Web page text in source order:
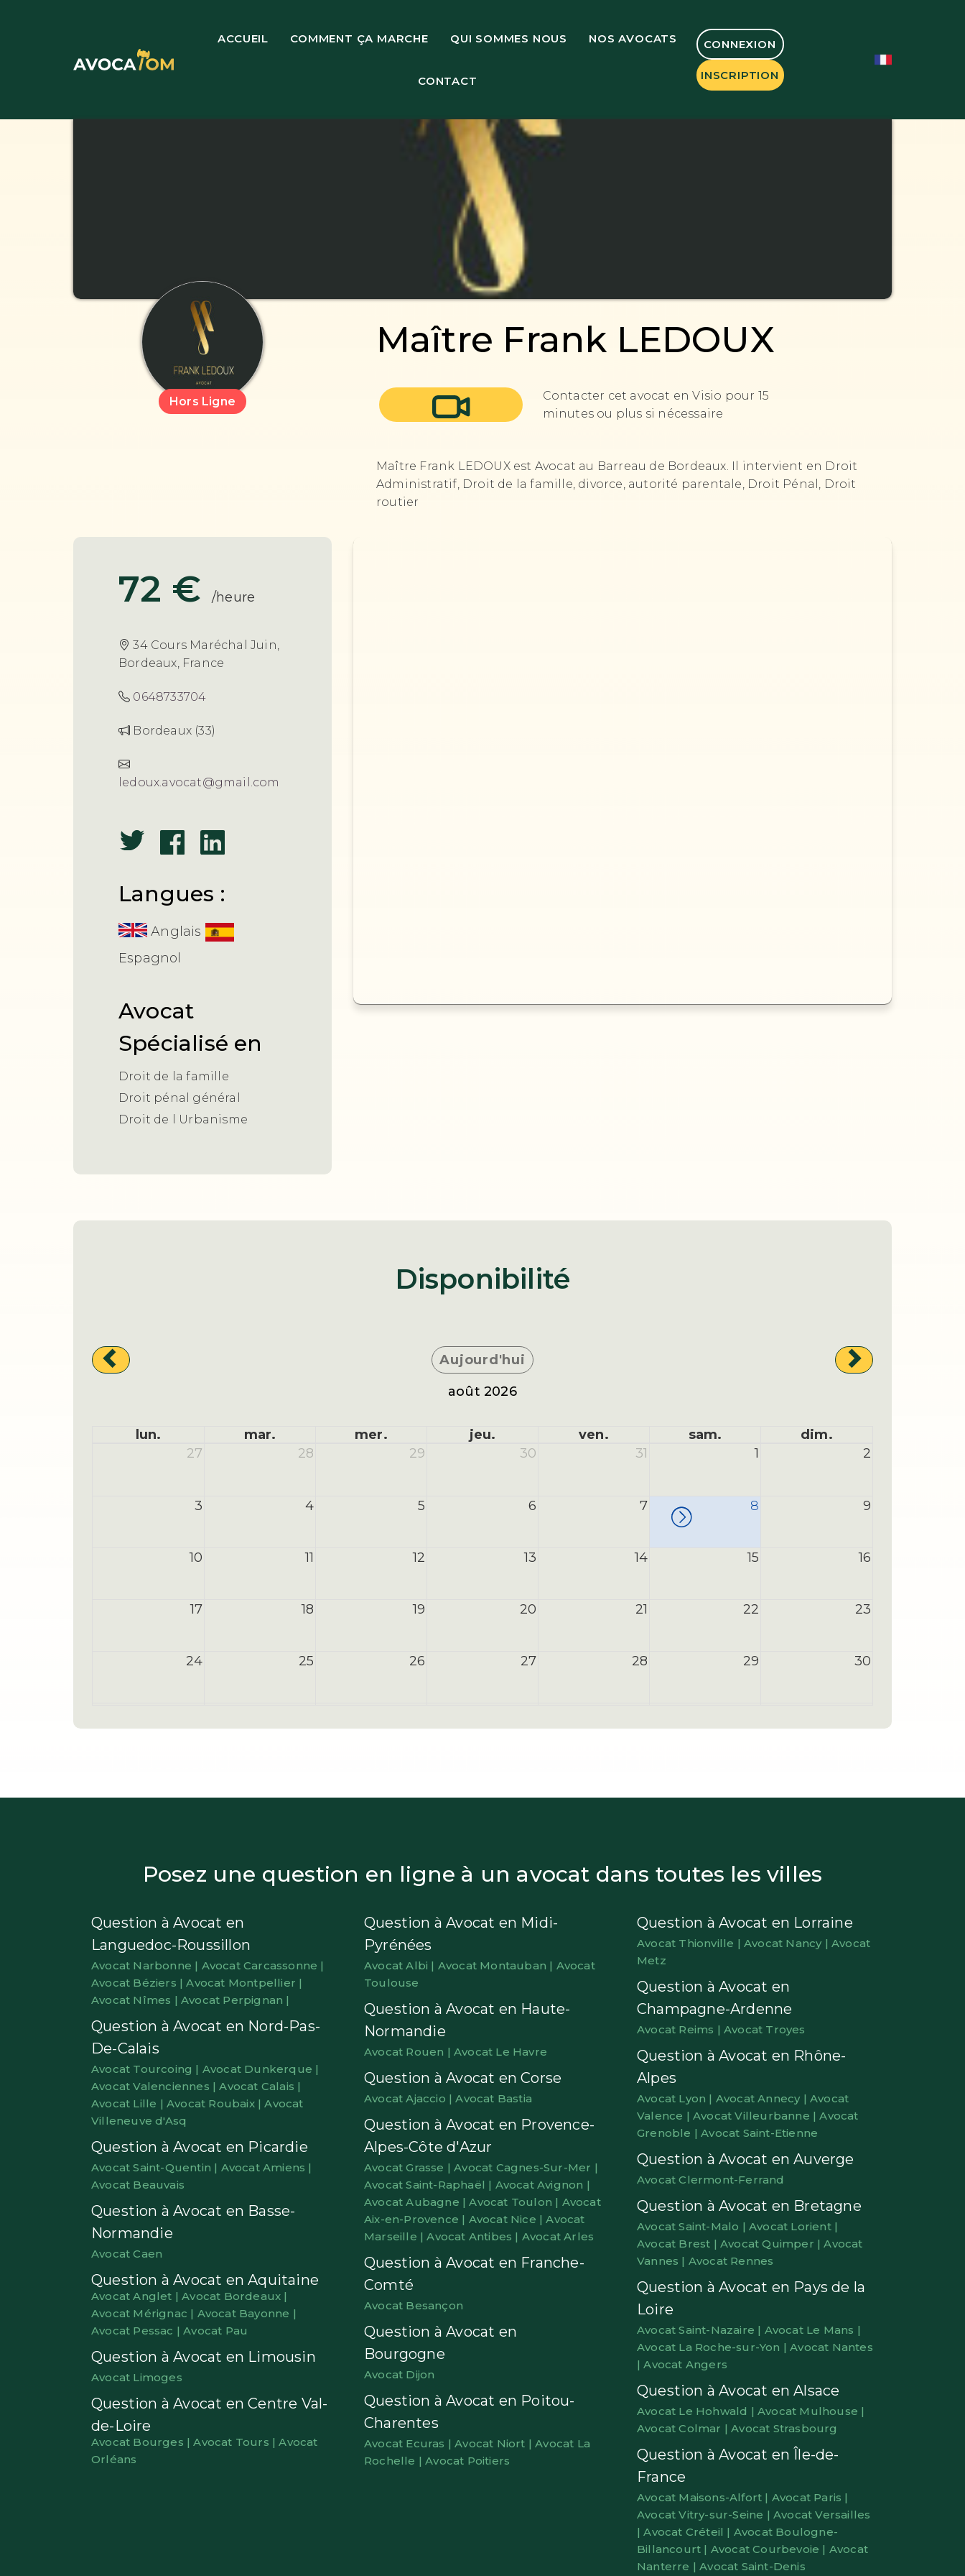
ACCUEIL COMMENT ÇA MARCHE QUI SOMMES NOUS NOS AVOCATS
CONTACT
CONNEXION
INSCRIPTION
Hors Ligne
Maître Frank LEDOUX
Contacter cet avocat en Visio pour 15
minutes ou plus si nécessaire
Maître Frank LEDOUX est Avocat au Barreau de Bordeaux. Il intervient en Droit
Administratif, Droit de la famille, divorce, autorité parentale, Droit Pénal, Droit
routier
72 € /heure
34 Cours Maréchal Juin,
Bordeaux, France
0648733704
Bordeaux (33)
ledoux.avocat@gmail.com
Langues :
Anglais
Espagnol
Avocat
Spécialisé en
Droit de la famille
Droit pénal général
Droit de l Urbanisme
Disponibilité
Aujourd'hui
août 2026
lun. mar. mer. jeu. ven. sam.
dim.
27
28 29 30 31 1 2
3 4 5 6 7 8 9
10 11 12 13 14 15 16
17 18 19 20 21 22 23
24 25 26 27 28 29 30
Posez une question en ligne à un avocat dans toutes les villes
Question à Avocat en
Languedoc-Roussillon
Avocat Narbonne | Avocat Carcassonne |
Avocat Béziers |Avocat Montpellier |
Avocat Nîmes | Avocat Perpignan |
Question à Avocat en Nord-Pas-
De-Calais
Avocat Tourcoing | Avocat Dunkerque |
Avocat Valenciennes |Avocat Calais |
Avocat Lille | Avocat Roubaix |Avocat
Villeneuve d'Asq
Question à Avocat en Picardie
Avocat Saint-Quentin | Avocat Amiens |
Avocat Beauvais
Question à Avocat en Basse-
Normandie
Avocat Caen
Question à Avocat en Aquitaine
Avocat Anglet |Avocat Bordeaux |
Avocat Mérignac | Avocat Bayonne |
Avocat Pessac |Avocat Pau
Question à Avocat en Limousin
Avocat Limoges
Question à Avocat en Centre Val-
de-Loire
Avocat Bourges |Avocat Tours |Avocat
Orléans
Question à Avocat en Midi-
Pyrénées
Avocat Albi | Avocat Montauban | Avocat
Toulouse
Question à Avocat en Haute-
Normandie
Avocat Rouen | Avocat Le Havre
Question à Avocat en Corse
Avocat Ajaccio |Avocat Bastia
Question à Avocat en Provence-
Alpes-Côte d'Azur
Avocat Grasse |Avocat Cagnes-Sur-Mer |
Avocat Saint-Raphaël | Avocat Avignon |
Avocat Aubagne |Avocat Toulon | Avocat
Aix-en-Provence | Avocat Nice |Avocat
Marseille |Avocat Antibes | Avocat Arles
Question à Avocat en Franche-
Comté
Avocat Besançon
Question à Avocat en
Bourgogne
Avocat Dijon
Question à Avocat en Poitou-
Charentes
Avocat Ecuras |Avocat Niort |Avocat La
Rochelle |Avocat Poitiers
Question à Avocat en Lorraine
Avocat Thionville | Avocat Nancy | Avocat
Metz
Question à Avocat en
Champagne-Ardenne
Avocat Reims | Avocat Troyes
Question à Avocat en Rhône-
Alpes
Avocat Lyon | Avocat Annecy |Avocat
Valence | Avocat Villeurbanne |Avocat
Grenoble |Avocat Saint-Etienne
Question à Avocat en Auverge
Avocat Clermont-Ferrand
Question à Avocat en Bretagne
Avocat Saint-Malo | Avocat Lorient |
Avocat Brest | Avocat Quimper |Avocat
Vannes | Avocat Rennes
Question à Avocat en Pays de la
Loire
Avocat Saint-Nazaire | Avocat Le Mans |
Avocat La Roche-sur-Yon |Avocat Nantes
|Avocat Angers
Question à Avocat en Alsace
Avocat Le Hohwald | Avocat Mulhouse |
Avocat Colmar |Avocat Strasbourg
Question à Avocat en Île-de-
France
Avocat Maisons-Alfort | Avocat Paris |
Avocat Vitry-sur-Seine | Avocat Versailles
|Avocat Créteil | Avocat Boulogne-
Billancourt | Avocat Courbevoie | Avocat
Nanterre |Avocat Saint-Denis